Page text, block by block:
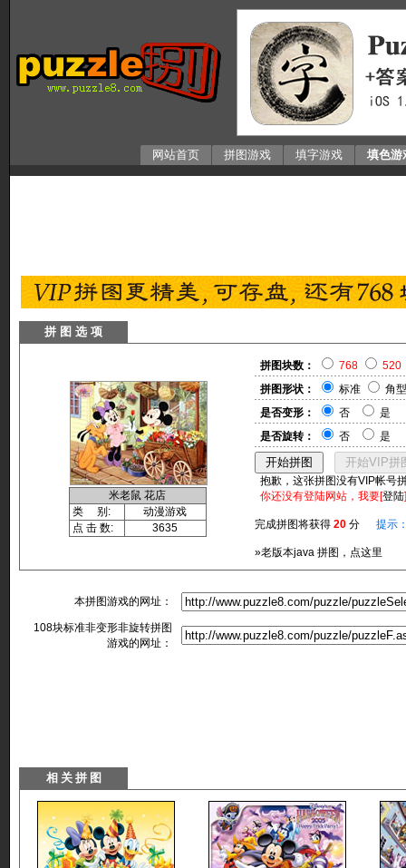
网站首页 拼图游戏 填字游戏 填色游
拼 图 选 项
米老鼠 花店
类 别:
动漫游戏
点 击 数:
3635
拼图块数： 768
520
拼图形状：
标准
角型
是否变形：
否
是
是否旋转：
否 是
抱歉，这张拼图没有VIP帐号
你还没有登陆网站，我要[登陆
完成拼图将获得 20 分 提示
»老版本java 拼图，点这里
本拼图游戏的网址：
108块标准非变形非旋转拼图
游戏的网址：